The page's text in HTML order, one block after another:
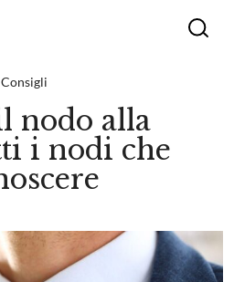
Consigli
nodo alla
i nodi che